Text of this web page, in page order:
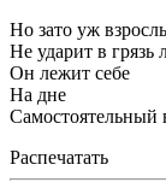
Но зато уж
Не ударит в грязь
Он лежит себе
На дне
Самостоятельный
Распечатать